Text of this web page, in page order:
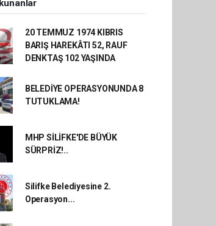
20 TEMMUZ 1974 KIBRIS
BARIŞ HAREKÂTI 52, RAUF
DENKTAŞ 102 YAŞINDA
BELEDİYE OPERASYONUNDA 8
TUTUKLAMA!
MHP SİLİFKE'DE BÜYÜK
SÜRPRİZ!..
Silifke Belediyesine 2.
Operasyon...